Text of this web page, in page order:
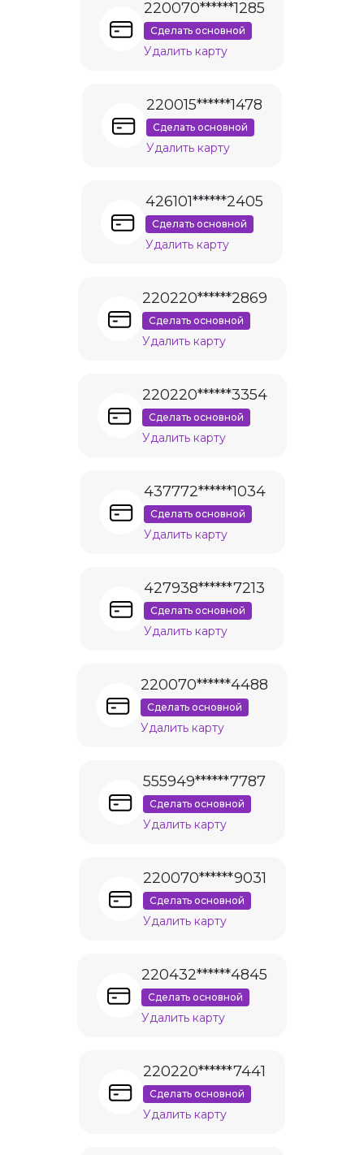
220070******1285
Сделать основной
Удалить карту
220015******1478
Сделать основной
Удалить карту
426101******2405
Сделать основной
Удалить карту
220220******2869
Сделать основной
Удалить карту
220220******3354
Сделать основной
Удалить карту
437772******1034
Сделать основной
Удалить карту
427938******7213
Сделать основной
Удалить карту
220070******4488
Сделать основной
Удалить карту
555949******7787
Сделать основной
Удалить карту
220070******9031
Сделать основной
Удалить карту
220432******4845
Сделать основной
Удалить карту
220220******7441
Сделать основной
Удалить карту